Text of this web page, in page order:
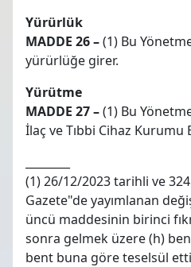
Yürürlük
MADDE 26 –(1) Bu
yürürlüğe girer.
Yürütme
MADDE 27 –(1) Bu
İlaç ve Tıbbi Cihaz Kurumu
(1)26/12/2023 tarihli ve
Gazete"de yayımlanan
üncü maddesinin birinci
sonra gelmek üzere (h)
bent buna göre teselsül